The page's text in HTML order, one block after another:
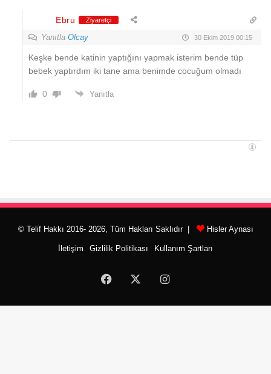
Ebru Ziyaretçi
Yanıtla Olcay 30 Ekim 2019 00:15
Keşke bende katinin yaptığını yapmak isterim bende tüp
bebek yaptırdım iki tane ama benimde cocuğum olmadı
0 Yanıtla
© Telif Hakkı 2016- 2026, Tüm Hakları Saklıdır | Hisler Aynası
İletişim Gizlilik Politikası Kullanım Şartları
Facebook Instagram